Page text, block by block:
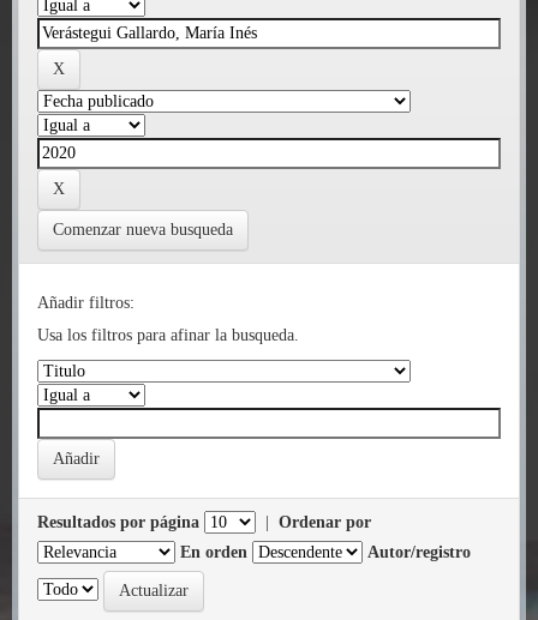
Comenzar nueva busqueda
Añadir filtros:
Usa los filtros para afinar la busqueda.
Resultados por página
Ordenar por
En orden
Autor/registro